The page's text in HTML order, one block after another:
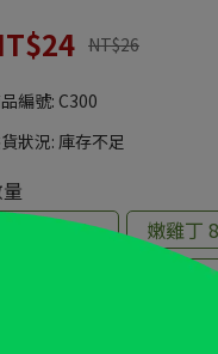
NT$26
編號: C300
狀況:庫存不足
鮮雞絲 80g
嫩雞丁
嫩雞